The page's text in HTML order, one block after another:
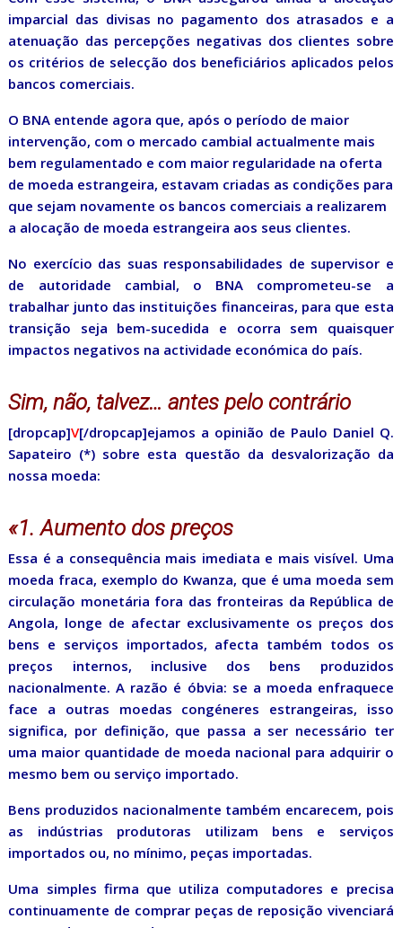
imparcial das divisas no pagamento dos atrasados e a
atenuação das percepções negativas dos clientes sobre
os critérios de selecção dos beneficiários aplicados pelos
bancos comerciais.
O BNA entende agora que, após o período de maior
intervenção, com o mercado cambial actualmente mais
bem regulamentado e com maior regularidade na oferta
de moeda estrangeira, estavam criadas as condições para
que sejam novamente os bancos comerciais a realizarem
a alocação de moeda estrangeira aos seus clientes.
No exercício das suas responsabilidades de supervisor e
de autoridade cambial, o BNA comprometeu-se a
trabalhar junto das instituições financeiras, para que esta
transição seja bem-sucedida e ocorra sem quaisquer
impactos negativos na actividade económica do país.
Sim, não, talvez… antes pelo contrário
[dropcap]V[/dropcap]ejamos a opinião de Paulo Daniel Q.
Sapateiro (*) sobre esta questão da desvalorização da
nossa moeda:
«1. Aumento dos preços
Essa é a consequência mais imediata e mais visível. Uma
moeda fraca, exemplo do Kwanza, que é uma moeda sem
circulação monetária fora das fronteiras da República de
Angola, longe de afectar exclusivamente os preços dos
bens e serviços importados, afecta também todos os
preços internos, inclusive dos bens produzidos
nacionalmente. A razão é óbvia: se a moeda enfraquece
face a outras moedas congéneres estrangeiras, isso
significa, por definição, que passa a ser necessário ter
uma maior quantidade de moeda nacional para adquirir o
mesmo bem ou serviço importado.
Bens produzidos nacionalmente também encarecem, pois
as indústrias produtoras utilizam bens e serviços
importados ou, no mínimo, peças importadas.
Uma simples firma que utiliza computadores e precisa
continuamente de comprar peças de reposição vivenciará